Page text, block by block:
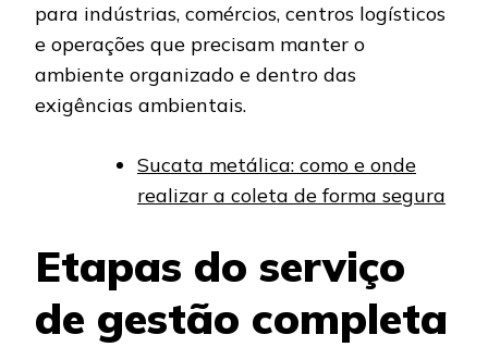
para indústrias, comércios, centros logísticos
e operações que precisam manter o
ambiente organizado e dentro das
exigências ambientais.
Sucata metálica: como e onde
realizar a coleta de forma segura
Etapas do serviço
de gestão completa